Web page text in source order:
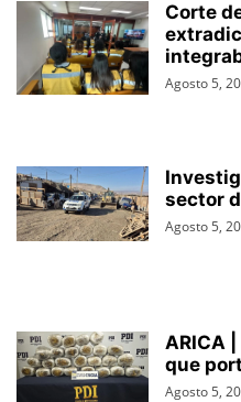
Corte
Agosto 5,
sector
Agosto 5,
ARICA
que
Agosto 5,